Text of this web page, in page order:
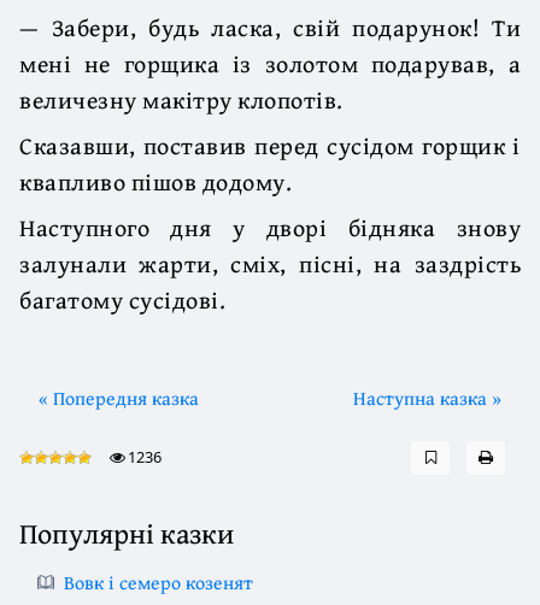
— Забери, будь ласка, свій подарунок! Ти
мені не горщика із золотом подарував, а
величезну макітру клопотів.
Сказавши, поставив перед сусідом горщик і
квапливо пішов додому.
Наступного дня у дворі бідняка знову
залунали жарти, сміх, пісні, на заздрість
багатому сусідові.
« Попередня казка Наступна казка »
1236
Популярні казки
Вовк і семеро козенят